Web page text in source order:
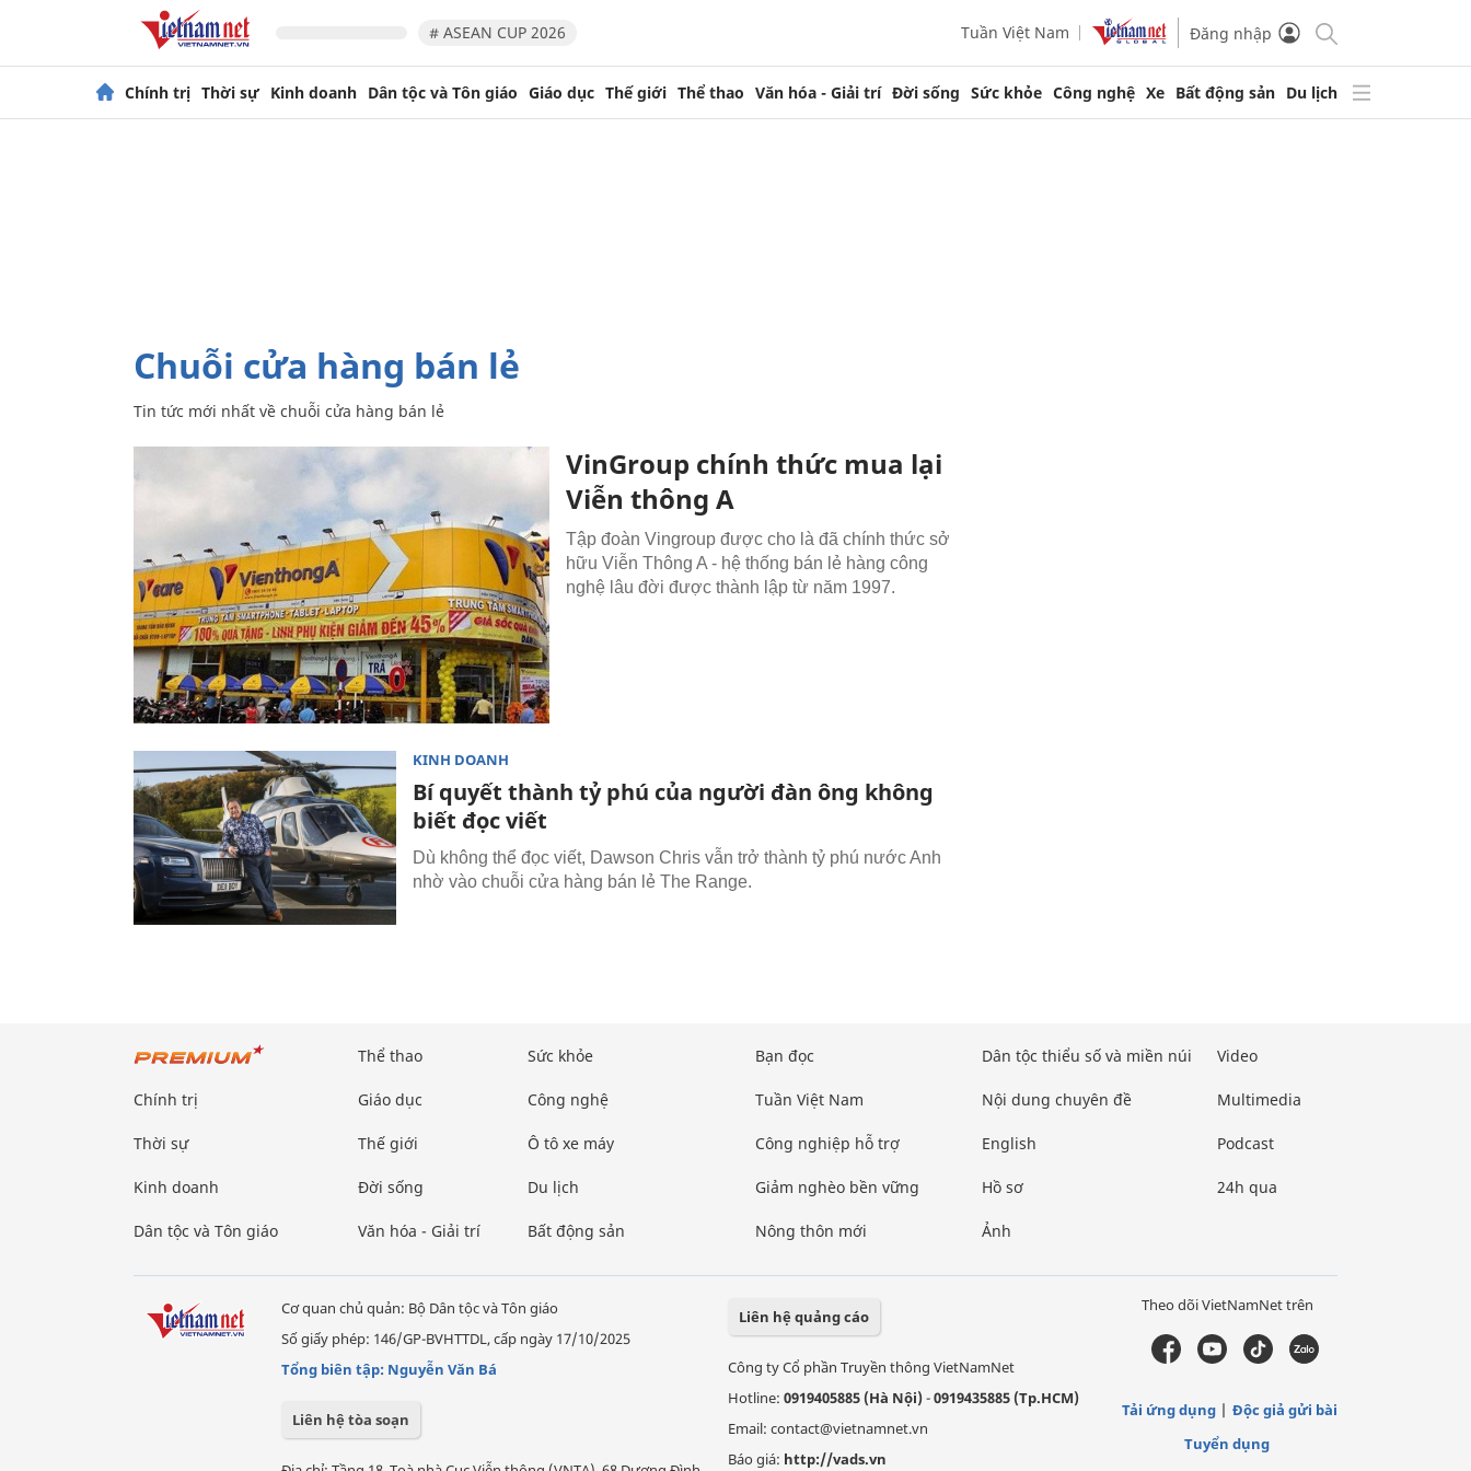
# ASEAN CUP 2026 Tuần Việt Nam Đăng nhập
Chính trị Thời sự Kinh doanh Dân tộc và Tôn giáo Giáo dục Thế giới Thể thao Văn hóa - Giải trí Đời sống Sức khỏe Công nghệ Xe Bất động sản Du lịch
chuỗi cửa hàng bán lẻ
Tin tức mới nhất về chuỗi cửa hàng bán lẻ
VinGroup chính thức mua lại
Viễn thông A
Tập đoàn Vingroup được cho là đã chính thức sở
hữu Viễn Thông A - hệ thống bán lẻ hàng công
nghệ lâu đời được thành lập từ năm 1997.
KINH DOANH
Bí quyết thành tỷ phú của người đàn ông không
biết đọc viết
Dù không thể đọc viết, Dawson Chris vẫn trở thành tỷ phú nước Anh
nhờ vào chuỗi cửa hàng bán lẻ The Range.
Chính trị
Thời sự
Kinh doanh
Dân tộc và Tôn giáo
Thể thao
Giáo dục
Thế giới
Đời sống
Văn hóa - Giải trí
Sức khỏe
Công nghệ
Ô tô xe máy
Du lịch
Bất động sản
Bạn đọc
Tuần Việt Nam
Công nghiệp hỗ trợ
Giảm nghèo bền vững
Nông thôn mới
Dân tộc thiểu số và miền núi
Nội dung chuyên đề
English
Hồ sơ
Ảnh
Video
Multimedia
Podcast
24h qua
Cơ quan chủ quản: Bộ Dân tộc và Tôn giáo
Số giấy phép: 146/GP-BVHTTDL, cấp ngày 17/10/2025
Tổng biên tập: Nguyễn Văn Bá
Liên hệ tòa soạn
Liên hệ quảng cáo
Công ty Cổ phần Truyền thông VietNamNet
Hotline: 0919405885 (Hà Nội)-0919435885 (Tp.HCM)
Email: contact@vietnamnet.vn
Báo giá: http://vads.vn
Theo dõi VietNamNet trên
Tải ứng dụng
Độc giả gửi bài
Tuyển dụng